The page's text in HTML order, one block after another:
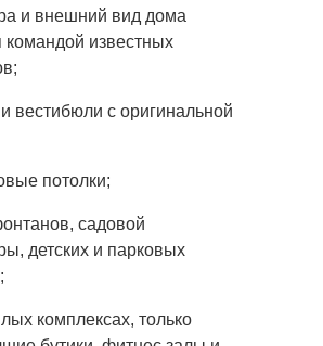
и внешний вид дома
командой известных
вестибюли с оригинальной
потолки;
садовой
детских и парковых
комплексах, только